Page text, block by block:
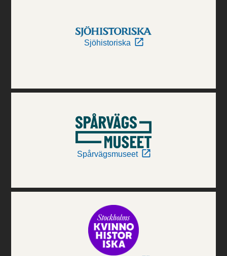
Sjöhistoriska
Spårvägsmuseet